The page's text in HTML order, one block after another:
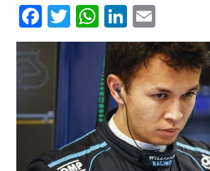
Facebook
Twitter
WhatsApp
LinkedIn
Email